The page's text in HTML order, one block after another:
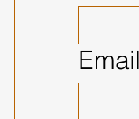
Email